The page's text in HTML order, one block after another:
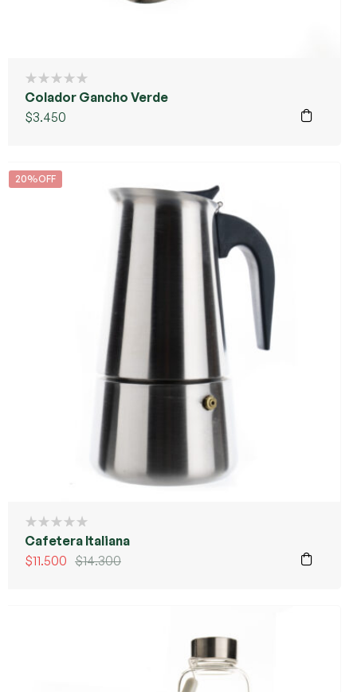
Colador Gancho Verde
$3.450
20%OFF
Cafetera Italiana
$14.300
$11.500